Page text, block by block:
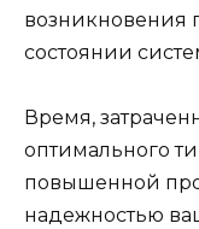
возникновения
состоянии
Время,
оптимального
повышенной
надежностью